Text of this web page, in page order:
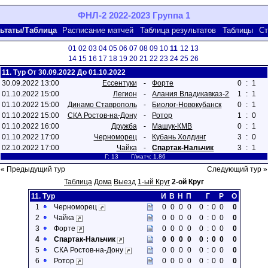
ФНЛ-2 2022-2023 Группа 1
Таблица Расписание матчей Таблица результатов Таблицы
01 02 03 04 05 06 07 08 09 10 11 12 13
14 15 16 17 18 19 20 21 22 23 24 25 26
11. Тур От 30.09.2022 До 01.10.2022
30.09.2022 13:00
Ессентуки - Форте 0 : 1
01.10.2022 15:00
Легион - Алания Владикавказ-2 1 : 1
01.10.2022 15:00
Динамо Ставрополь - Биолог-Новокубанск 0 : 1
01.10.2022 15:00
СКА Ростов-на-Дону - Ротор 1 : 0
01.10.2022 16:00
Дружба - Машук-КМВ 0 : 1
01.10.2022 17:00
Черноморец - Кубань Холдинг 3 : 0
02.10.2022 17:00
Чайка - Спартак-Нальчик 3 : 1
Г: 13 Г/матч: 1.86
« Предыдущий тур
Следующий тур »
Таблица Дома Выезд 1-ый Круг 2-ой Круг
11. Тур
И В Н П Г Р
О
1
Черноморец 0 0 0 0 0 : 0 0
0
2
Чайка 0 0 0 0 0 : 0 0
0
3
Форте 0 0 0 0 0 : 0 0
0
4
Спартак-Нальчик 0 0 0 0 0 : 0 0
0
5
СКА Ростов-на-Дону 0 0 0 0 0 : 0 0
0
6
Ротор 0 0 0 0 0 : 0 0
0